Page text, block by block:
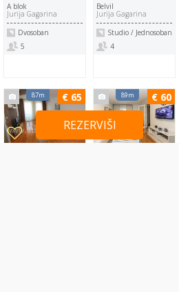
REZERVIŠI
A blok
Jurija Gagarina
Dvosoban
5
Belvil
Jurija Gagarina
Studio / Jednosoban
4
87m € 65 89m € 60